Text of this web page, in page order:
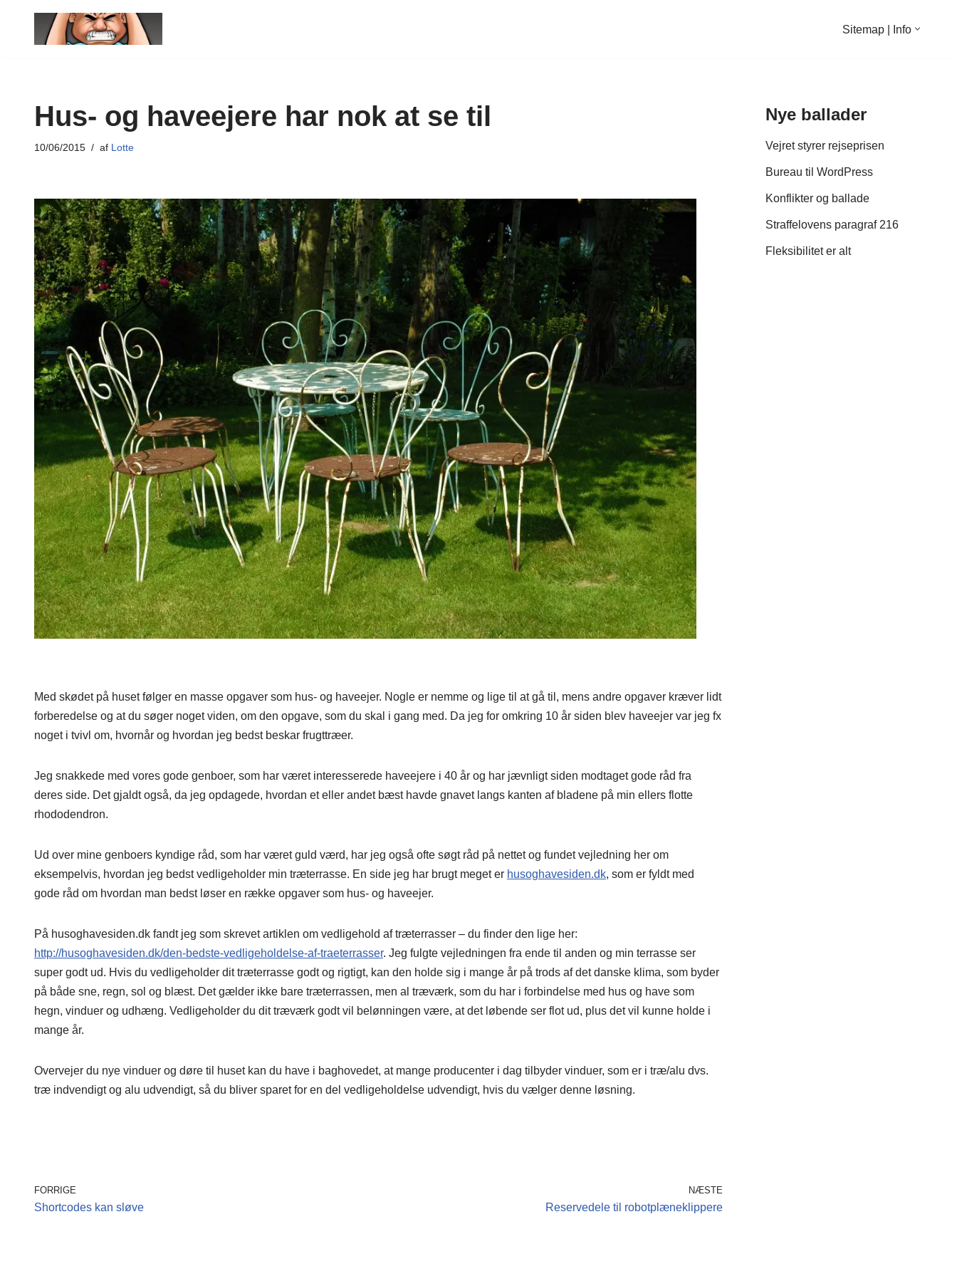
Sitemap | Info
Hus- og haveejere har nok at se til
10/06/2015 af Lotte
Med skødet på huset følger en masse opgaver som hus- og haveejer. Nogle er nemme og lige til at gå til, mens andre opgaver kræver lidt
forberedelse og at du søger noget viden, om den opgave, som du skal i gang med. Da jeg for omkring 10 år siden blev haveejer var jeg fx
noget i tvivl om, hvornår og hvordan jeg bedst beskar frugttræer.
Jeg snakkede med vores gode genboer, som har været interesserede haveejere i 40 år og har jævnligt siden modtaget gode råd fra
deres side. Det gjaldt også, da jeg opdagede, hvordan et eller andet bæst havde gnavet langs kanten af bladene på min ellers flotte
rhododendron.
Ud over mine genboers kyndige råd, som har været guld værd, har jeg også ofte søgt råd på nettet og fundet vejledning her om
eksempelvis, hvordan jeg bedst vedligeholder min træterrasse. En side jeg har brugt meget er husoghavesiden.dk, som er fyldt med
gode råd om hvordan man bedst løser en række opgaver som hus- og haveejer.
På husoghavesiden.dk fandt jeg som skrevet artiklen om vedligehold af træterrasser – du finder den lige her:
http://husoghavesiden.dk/den-bedste-vedligeholdelse-af-traeterrasser. Jeg fulgte vejledningen fra ende til anden og min terrasse ser
super godt ud. Hvis du vedligeholder dit træterrasse godt og rigtigt, kan den holde sig i mange år på trods af det danske klima, som byder
på både sne, regn, sol og blæst. Det gælder ikke bare træterrassen, men al træværk, som du har i forbindelse med hus og have som
hegn, vinduer og udhæng. Vedligeholder du dit træværk godt vil belønningen være, at det løbende ser flot ud, plus det vil kunne holde i
mange år.
Overvejer du nye vinduer og døre til huset kan du have i baghovedet, at mange producenter i dag tilbyder vinduer, som er i træ/alu dvs.
træ indvendigt og alu udvendigt, så du bliver sparet for en del vedligeholdelse udvendigt, hvis du vælger denne løsning.
FORRIGE
Shortcodes kan sløve
NÆSTE
Reservedele til robotplæneklippere
Nye ballader
Vejret styrer rejseprisen
Bureau til WordPress
Konflikter og ballade
Straffelovens paragraf 216
Fleksibilitet er alt